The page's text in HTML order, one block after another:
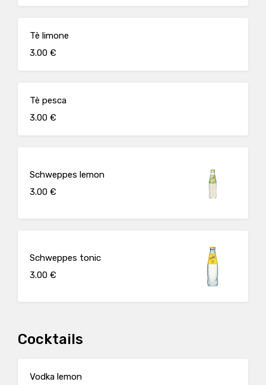
Tè limone
3.00 €
Tè pesca
3.00 €
Schweppes lemon
3.00 €
Schweppes tonic
3.00 €
Cocktails
Vodka lemon